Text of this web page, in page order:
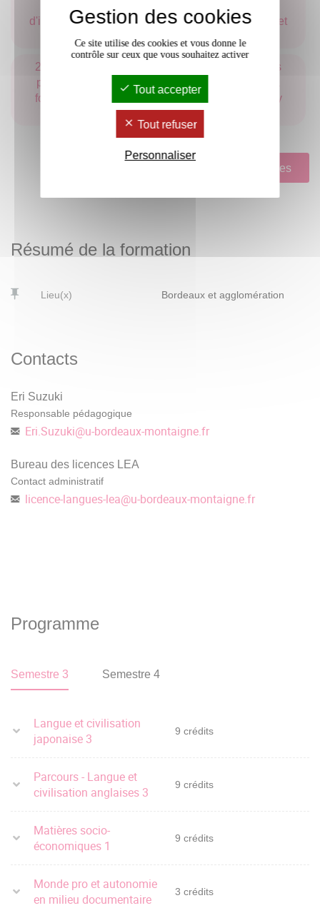
d'initiatives, respect de principes déontologiques et
capacité d'adaptation
294 Identifier et situer les champs professionnels
potentiellement en relation avec les acquis de la
formation ainsi que les parcours possibles pour y
accéder
Voir le tableau d'acquisition des compétences
Résumé de la formation
Lieu(x) Bordeaux et agglomération
Contacts
Eri Suzuki
Responsable pédagogique
Eri.Suzuki@u-bordeaux-montaigne.fr
Bureau des licences LEA
Contact administratif
licence-langues-lea@u-bordeaux-montaigne.fr
Programme
Semestre 3 Semestre 4
Langue et civilisation
japonaise 3
9 crédits
Parcours - Langue et
civilisation anglaises 3
9 crédits
Matières socio-
économiques 1
9 crédits
Monde pro et autonomie
en milieu documentaire
3 crédits
Gestion des cookies
Ce site utilise des cookies et vous donne le
contrôle sur ceux que vous souhaitez activer
Tout accepter
Tout refuser
Personnaliser